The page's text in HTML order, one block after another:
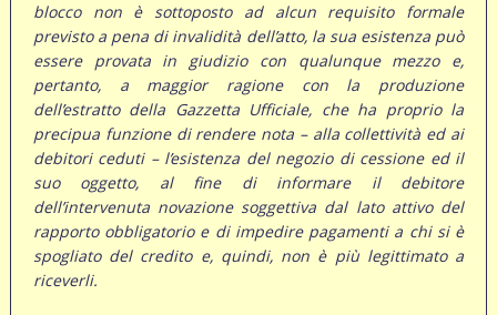
blocco non è sottoposto ad alcun requisito formale
previsto a pena di invalidità dell’atto, la sua esistenza può
essere provata in giudizio con qualunque mezzo e,
pertanto, a maggior ragione con la produzione
dell’estratto della Gazzetta Ufficiale, che ha proprio la
precipua funzione di rendere nota – alla collettività ed ai
debitori ceduti – l’esistenza del negozio di cessione ed il
suo oggetto, al fine di informare il debitore
dell’intervenuta novazione soggettiva dal lato attivo del
rapporto obbligatorio e di impedire pagamenti a chi si è
spogliato del credito e, quindi, non è più legittimato a
riceverli.